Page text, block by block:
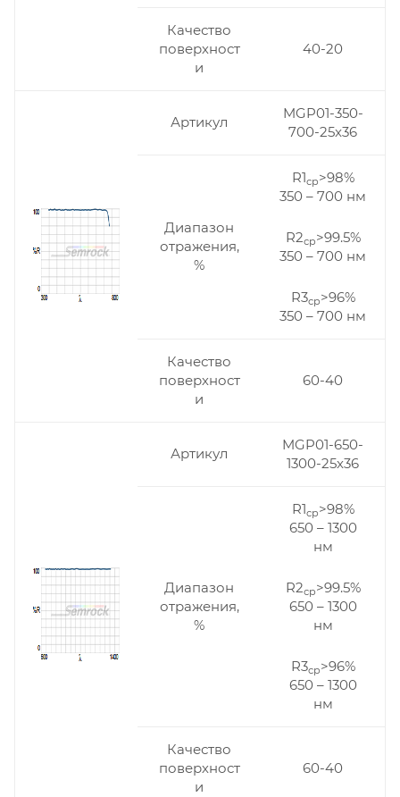
Качество
поверхност
и
40-20
Артикул
MGP01-350-
700-25x36
Диапазон
отражения,
%
R1ср>98%
350 – 700 нм
R2ср>99.5%
350 – 700 нм
R3ср>96%
350 – 700 нм
Качество
поверхност
и
60-40
Артикул
MGP01-650-
1300-25x36
Диапазон
отражения,
%
R1ср>98%
650 – 1300
нм
R2ср>99.5%
650 – 1300
нм
R3ср>96%
650 – 1300
нм
Качество
поверхност
и
60-40